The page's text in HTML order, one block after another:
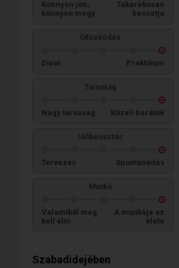
Könnyen jön,
könnyen megy
Takarékosan
beosztja
Öltözködés
Divat Praktikum
Társaság
Nagy társaság Közeli barátok
Időbeosztás
Tervezés Spontaneitás
Munka
Valamiből meg
kell élni
A munkája az
élete
Szabadidejében